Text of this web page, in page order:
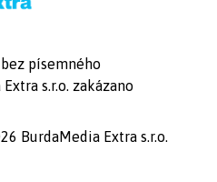
písemného
s.r.o. zakázano
BurdaMedia Extra s.r.o.